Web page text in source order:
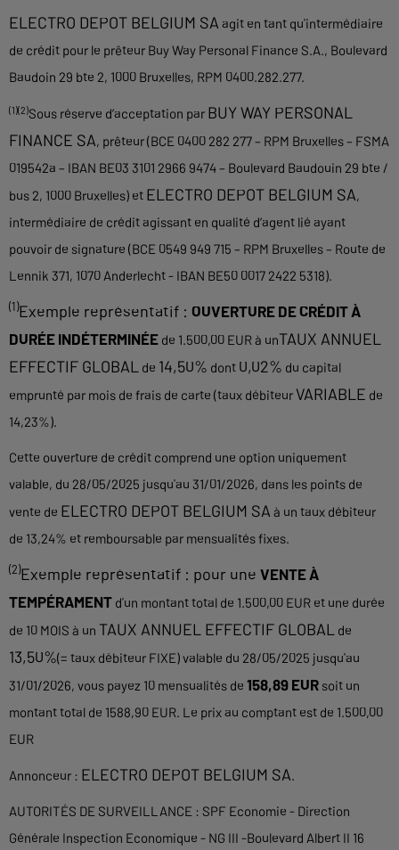
ELECTRO DEPOT BELGIUM SA agit en tant qu'intermédiaire
de crédit pour le prêteur Buy Way Personal Finance S.A., Boulevard
Baudoin 29 bte 2, 1000 Bruxelles, RPM 0400.282.277.
(1)(2)Sous réserve d’acceptation par BUY WAY PERSONAL
FINANCE SA, prêteur (BCE 0400 282 277 – RPM Bruxelles – FSMA
019542a – IBAN BE03 3101 2966 9474 – Boulevard Baudouin 29 bte /
bus 2, 1000 Bruxelles) et ELECTRO DEPOT BELGIUM SA,
intermédiaire de crédit agissant en qualité d’agent lié ayant
pouvoir de signature (BCE 0549 949 715 – RPM Bruxelles – Route de
Lennik 371, 1070 Anderlecht - IBAN BE50 0017 2422 5318).
(1)Exemple représentatif : OUVERTURE DE CRÉDIT À
DURÉE INDÉTERMINÉE de 1.500,00 EUR à unTAUX ANNUEL
EFFECTIF GLOBAL
de 14,50% dont 0,02% du capital
emprunté par mois de frais de carte (taux débiteur VARIABLE de
14,23%).
Cette ouverture de crédit comprend une option uniquement
valable, du 28/05/2025 jusqu'au 31/01/2026, dans les points de
vente de ELECTRO DEPOT BELGIUM SA à un taux débiteur
de 13,24% et remboursable par mensualités fixes.
(2)Exemple représentatif : pour une VENTE À
TEMPÉRAMENT d'un montant total de 1.500,00 EUR et une durée
de 10 MOIS à un TAUX ANNUEL EFFECTIF GLOBAL de
13,50%(= taux débiteur FIXE) valable du 28/05/2025 jusqu'au
31/01/2026, vous payez 10 mensualités de 158,89 EUR soit un
montant total de 1588,90 EUR. Le prix au comptant est de 1.500,00
EUR
Annonceur : ELECTRO DEPOT BELGIUM SA.
AUTORITÉS DE SURVEILLANCE : SPF Economie - Direction
Générale Inspection Economique - NG III -Boulevard Albert II 16